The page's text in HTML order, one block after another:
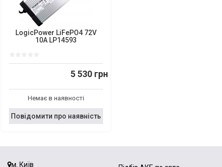
LogicPower LiFePO4 72V
10A LP14593
5 530 грн
Немає в наявності
Повідомити про наявність
м. Київ